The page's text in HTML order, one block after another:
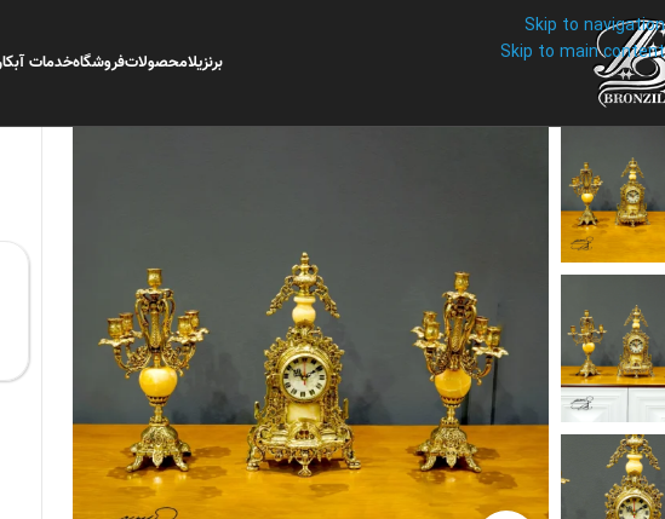
Skip to navigation
Skip to main content
برنزیلامحصولاتفروشگاهخدمات